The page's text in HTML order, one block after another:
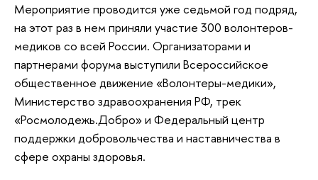
Мероприятие проводится уже седьмой год подряд,
на этот раз в нем приняли участие 300 волонтеров-
медиков со всей России. Организаторами и
партнерами форума выступили Всероссийское
общественное движение «Волонтеры-медики»,
Министерство здравоохранения РФ, трек
«Росмолодежь.Добро» и Федеральный центр
поддержки добровольчества и наставничества в
сфере охраны здоровья.